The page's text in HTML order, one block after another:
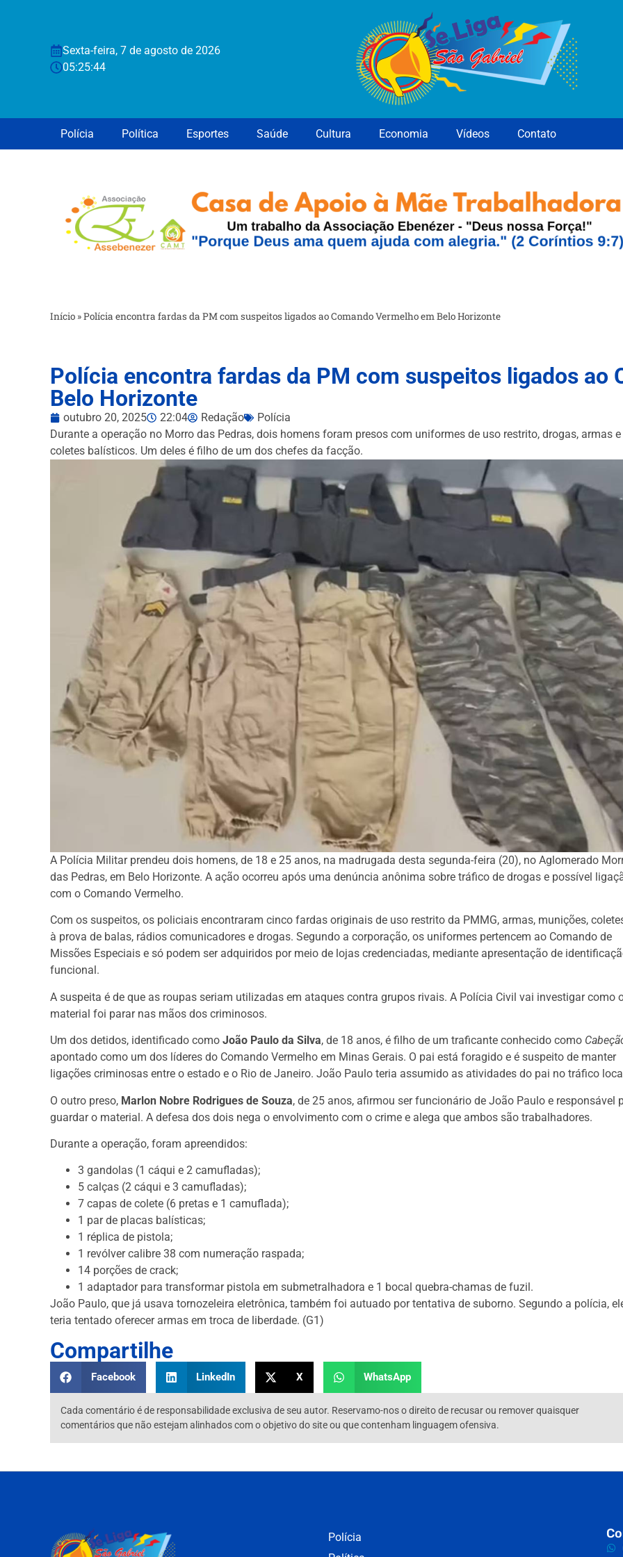
Sexta-feira, 7 de agosto de 2026
05:25:45
Polícia Política Esportes Saúde Cultura Economia Vídeos Contato
Início »Polícia encontra fardas da PM com suspeitos ligados ao Comando Vermelho em Belo Horizonte
Polícia encontra fardas da PM com suspeitos ligados ao
Belo Horizonte
outubro 20, 2025 22:04 Redação
Polícia
Durante a operação no Morro das Pedras, dois homens foram presos com uniformes de uso restrito, drogas, armas e
coletes balísticos. Um deles é filho de um dos chefes da facção.
A Polícia Militar prendeu dois homens, de 18 e 25 anos, na madrugada desta segunda-feira (20), no Aglomerado
das Pedras, em Belo Horizonte. A ação ocorreu após uma denúncia anônima sobre tráfico de drogas e possível
com o Comando Vermelho.
Com os suspeitos, os policiais encontraram cinco fardas originais de uso restrito da PMMG, armas, munições,
à prova de balas, rádios comunicadores e drogas. Segundo a corporação, os uniformes pertencem ao Comando de
Missões Especiais e só podem ser adquiridos por meio de lojas credenciadas, mediante apresentação de
funcional.
A suspeita é de que as roupas seriam utilizadas em ataques contra grupos rivais. A Polícia Civil vai investigar como
material foi parar nas mãos dos criminosos.
Um dos detidos, identificado como João Paulo da Silva, de 18 anos, é filho de um traficante conhecido como
apontado como um dos líderes do Comando Vermelho em Minas Gerais. O pai está foragido e é suspeito de manter
ligações criminosas entre o estado e o Rio de Janeiro. João Paulo teria assumido as atividades do pai no tráfico
O outro preso, Marlon Nobre Rodrigues de Souza, de 25 anos, afirmou ser funcionário de João Paulo e responsável
guardar o material. A defesa dos dois nega o envolvimento com o crime e alega que ambos são trabalhadores.
Durante a operação, foram apreendidos:
3 gandolas (1 cáqui e 2 camufladas);
5 calças (2 cáqui e 3 camufladas);
7 capas de colete (6 pretas e 1 camuflada);
1 par de placas balísticas;
1 réplica de pistola;
1 revólver calibre 38 com numeração raspada;
14 porções de crack;
1 adaptador para transformar pistola em submetralhadora e 1 bocal quebra-chamas de fuzil.
João Paulo, que já usava tornozeleira eletrônica, também foi autuado por tentativa de suborno. Segundo a polícia,
teria tentado oferecer armas em troca de liberdade. (G1)
Compartilhe
Facebook LinkedIn X WhatsApp
Cada comentário é de responsabilidade exclusiva de seu autor. Reservamo-nos o direito de recusar ou remover quaisquer
comentários que não estejam alinhados com o objetivo do site ou que contenham linguagem ofensiva.
Polícia